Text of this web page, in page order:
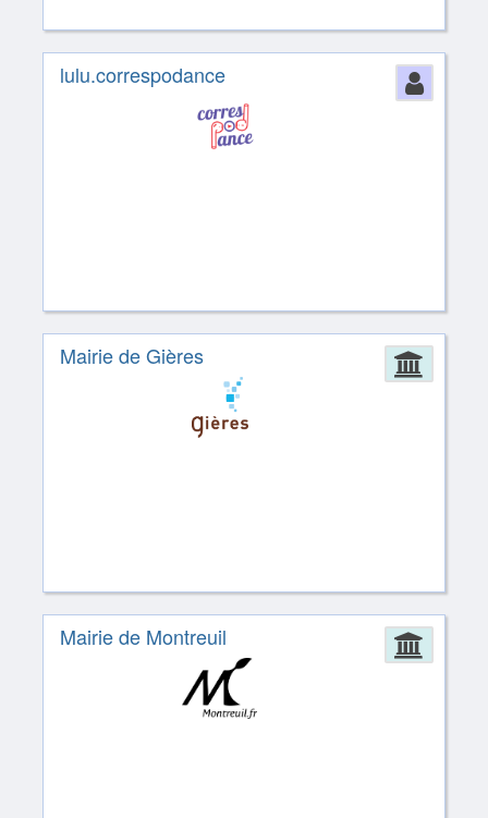
lulu.correspodance
Mairie de Gières
Mairie de Montreuil